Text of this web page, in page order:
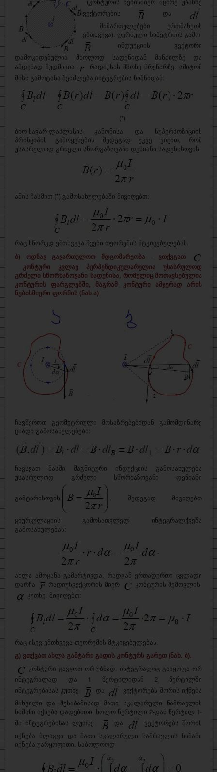
ვექტორების
და
მიმართულებები ერთმანეთს
ემთხვევა). ღერძული სიმეტრიის გამო
ინდუქციის ვექტორი
დამოკიდებულია მხოლოდ სადენიდან მანძილზე და
ამდენად მუდმივია
რადიუსის მზონე წრეწირზე. ამიტომ
მისი გამოტანა შეიძლება ინტეგრების ნიშნიდან:
(*)
ბიო-სავარ-ლაპლასის კანონისა და სუპერპოზიციის
პრინციპის გამოყენების შედეგად უკვე ვიცით, რომ
უსასრულოდ გრძელი სწორგაზოვანი დენიანი სადენისთვის
ამის ჩასმით (*) გამოსახულებაში მივიღებთ:
რაც სწორედ ემთხვევა ჩვენი თეორემის მტკიცებულებას.
ბ) ოდნავ გავართულოთ მდგომარეობა - ვთქვგათ
კონტური კვლავ პერპენდიკულარულია უსასრულოდ
გრძელი სწორხაზოვანი სადენისა, რომელიც მოთავსებულია
კონტურის ფარგლებში, მაგრამ კონტური ამჯერად არის
ნებისმიერი ფორმის (ნახ ა)
ჩავწეროთ გეომეტრიული მოსაზრებებიდან გამომდინარე
ცხადი გამოსახულებები:
ჩავსვათ მასში მაგნიტური ინდუქციის გამოსახულება
უსასრულოდ გრძელი სწორხაზოვანი დენიანი
გამტარისთვის . შედეგად მივიღებთ
ციურკულაციის გამოსათვლელ ინტეგრალქვეშა
გამოსახულებას:
.
ახლა ამოცანა გამარტივდა, რადგან ერთადერთი ცვლადი
დარჩა
რადიუსვექცორის მიერ
კონტურის შემოვლის
კუთხე. მივიღებთ:
რაც ისევ ემთხვევა თეორემის მტკიცებულებას.
გ) ვთქვათ ახლა გამტარი გადის კონტურს გარეთ (ნახ. ბ).
კონტური გავყოთ ორ უბნად. ინტეგრალიც გაიყოფა ორ
ინტეგრალად და 1 წერტილიდან 2 წერტილში
ინტეგრებისას კუთხე
და
ვექტორებს შორის იქნება
მახვილი და შესაბამისად მათი სკალარული ნამრავლის
ნიშანი იქნება დადებითი, ხოლო წერტილი 2-დან წერტილ 1-
ში ინტეგრებისას ლუთხე
და
ვექტორებს შორის
იქნება ბლაგვი და მათი სკალარული ნამრავლის ნიშანი
იქნება უარყოფითი. საბოლოოდ